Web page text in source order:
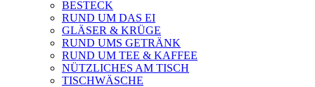
BESTECK
RUND UM DAS EI
GLÄSER & KRÜGE
RUND UMS GETRÄNK
RUND UM TEE & KAFFEE
NÜTZLICHES AM TISCH
TISCHWÄSCHE